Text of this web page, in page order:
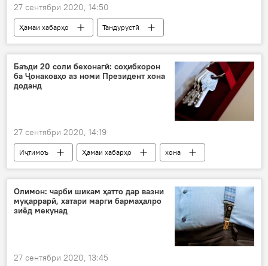
27 сентябри 2020, 14:50
Ҳамаи хабарҳо
Тандурустӣ
Осиёи Марказӣ
Қирғизистон
маризӣ
Баъди 20 соли бехонагӣ: соҳибкорон
ба Ҷонаковҳо аз номи Президент хона
доданд
27 сентябри 2020, 14:19
Иҷтимоъ Ҳамаи хабарҳо
хона
Дар Тоҷикистон
Олимон: чарби шикам ҳатто дар вазни
муқаррарӣ, хатари марги бармаҳалро
зиёд мекунад
27 сентябри 2020, 13:45